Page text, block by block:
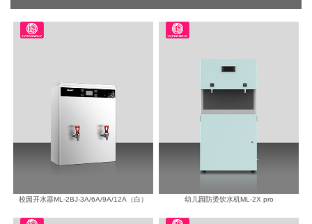
校园开水器ML-2BJ-3A/6A/9A/12A（白） 幼儿园防烫饮水机ML-2X pro